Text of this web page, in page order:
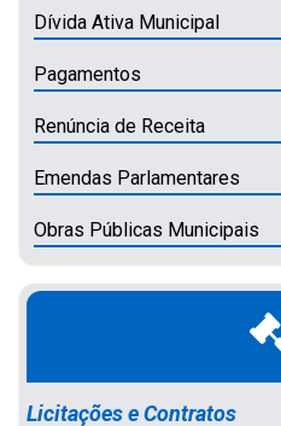
Dívida Ativa Municipal
Pagamentos
Renúncia de Receita
Emendas Parlamentares
Obras Públicas Municipais
Licitações e Contratos